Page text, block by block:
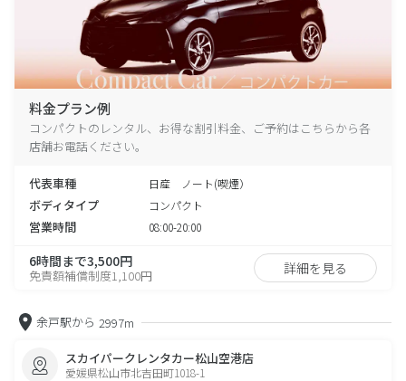
料金プラン例
コンパクトのレンタル、お得な割引料金、ご予約はこちらから各
店舗お電話ください。
代表車種 日産 ノート(喫煙）
ボディタイプ コンパクト
営業時間 08:00-20:00
6時間まで3,500円
免責額補償制度1,100円 詳細を見る
余戸駅から 2997m
スカイパークレンタカー松山空港店
愛媛県松山市北吉田町1018-1